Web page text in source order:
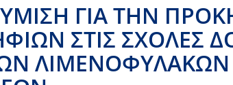
ΓΙΑ ΤΗΝ
ΣΤΙΣ ΣΧΟΛΈΣ